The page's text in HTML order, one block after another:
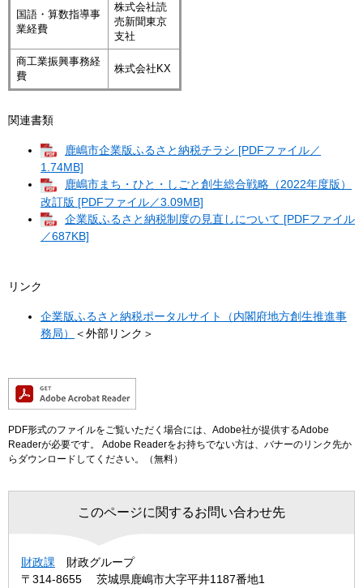
国語・算数指導事
業経費
株式会社読
売新聞東京
支社
商工業振興事務経
費
株式会社KX
関連書類
鹿嶋市企業版ふるさと納税チラシ [PDFファイル／
1.74MB]
鹿嶋市まち・ひと・しごと創生総合戦略（2022年度版）
改訂版 [PDFファイル／3.09MB]
企業版ふるさと納税制度の見直しについて [PDFファイル
／687KB]
リンク
企業版ふるさと納税ポータルサイト（内閣府地方創生推進事
務局）
＜外部リンク＞
PDF形式のファイルをご覧いただく場合には、Adobe社が提供するAdobe
Readerが必要です。
Adobe Readerをお持ちでない方は、バナーのリンク先か
らダウンロードしてください。（無料）
このページに関するお問い合わせ先
財政課
財政グループ
〒314-8655
茨城県鹿嶋市大字平井1187番地1